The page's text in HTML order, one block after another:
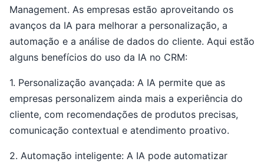
Management. As empresas estão aproveitando os
avanços da IA para melhorar a personalização, a
automação e a análise de dados do cliente. Aqui estão
alguns benefícios do uso da IA no CRM:
1. Personalização avançada: A IA permite que as
empresas personalizem ainda mais a experiência do
cliente, com recomendações de produtos precisas,
comunicação contextual e atendimento proativo.
2. Automação inteligente: A IA pode automatizar